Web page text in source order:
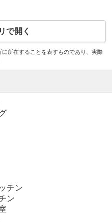
で開く
所在することを表すものであり、実際
チン
ン